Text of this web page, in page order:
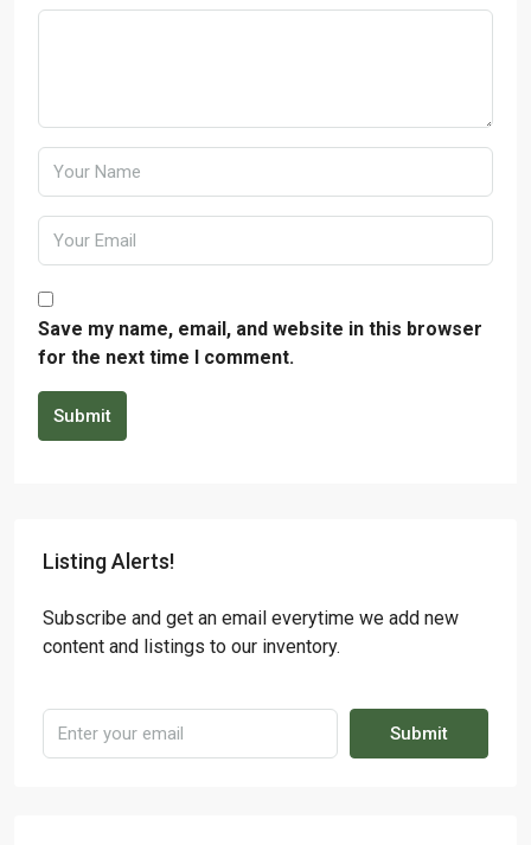
Save my name, email, and website in this browser
for the next time I comment.
Submit
Listing Alerts!
Subscribe and get an email everytime we add new
content and listings to our inventory.
Submit